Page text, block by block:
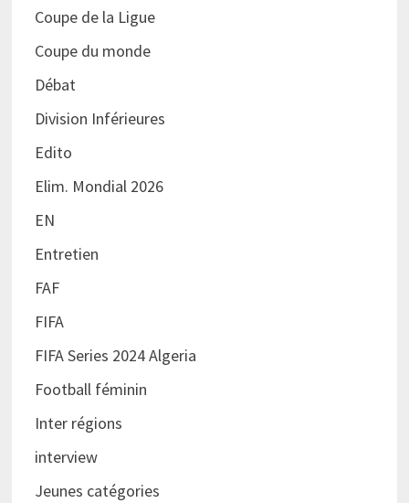
Coupe de la Ligue
Coupe du monde
Débat
Division Inférieures
Edito
Elim. Mondial 2026
EN
Entretien
FAF
FIFA
FIFA Series 2024 Algeria
Football féminin
Inter régions
interview
Jeunes catégories